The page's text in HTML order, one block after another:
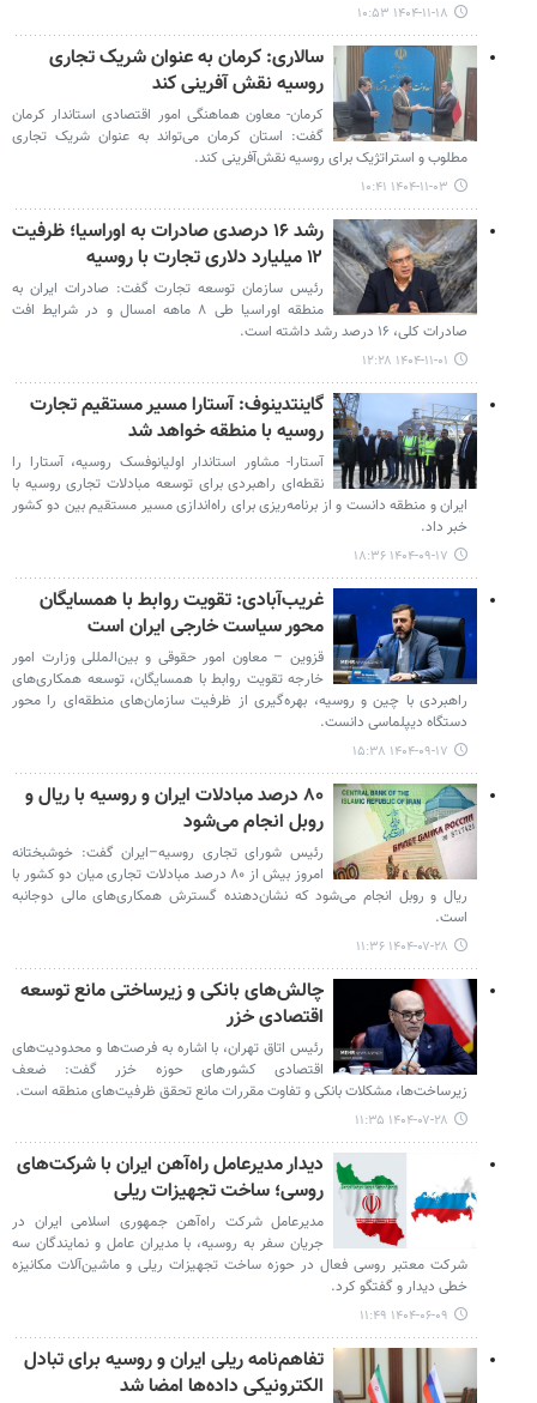
۱۴۰۴-۱۱-۱۸ ۱۰:۵۳
سالاری: کرمان به عنوان شریک تجاری
روسیه نقش آفرینی کند
کرمان- معاون هماهنگی امور اقتصادی استاندار کرمان
گفت: استان کرمان می‌تواند به‌ عنوان شریک تجاری
مطلوب و استراتژیک برای روسیه نقش‌آفرینی کند.
۱۴۰۴-۱۱-۰۳ ۱۰:۴۱
رشد ۱۶ درصدی صادرات به اوراسیا؛ ظرفیت
۱۲ میلیارد دلاری تجارت با روسیه
رئیس سازمان توسعه تجارت گفت: صادرات ایران به
منطقه اوراسیا طی ۸ ماهه امسال و در شرایط افت
صادرات کلی، ۱۶ درصد رشد داشته است.
۱۴۰۴-۱۱-۰۱ ۱۲:۲۸
گاینتدینوف: آستارا مسیر مستقیم تجارت
روسیه با منطقه خواهد شد
آستارا- مشاور استاندار اولیانوفسک روسیه، آستارا را
نقطه‌ای راهبردی برای توسعه مبادلات تجاری روسیه با
ایران و منطقه دانست و از برنامه‌ریزی برای راه‌اندازی مسیر مستقیم بین دو کشور
خبر داد.
۱۴۰۴-۰۹-۱۷ ۱۸:۳۶
غریب‌آبادی: تقویت روابط با همسایگان
محور سیاست خارجی ایران است
قزوین – معاون امور حقوقی و بین‌المللی وزارت امور
خارجه تقویت روابط با همسایگان، توسعه همکاری‌های
راهبردی با چین و روسیه، بهره‌گیری از ظرفیت سازمان‌های منطقه‌ای را محور
دستگاه دیپلماسی دانست.
۱۴۰۴-۰۹-۱۷ ۱۵:۳۸
۸۰ درصد مبادلات ایران و روسیه با ریال و
روبل انجام می‌شود
رئیس شورای تجاری روسیه–ایران گفت: خوشبختانه
امروز بیش از ۸۰ درصد مبادلات تجاری میان دو کشور با
ریال و روبل انجام می‌شود که نشان‌دهنده گسترش همکاری‌های مالی دوجانبه
است.
۱۴۰۴-۰۷-۲۸ ۱۱:۳۶
چالش‌های بانکی و زیرساختی مانع توسعه
اقتصادی خزر
رئیس اتاق تهران، با اشاره به فرصت‌ها و محدودیت‌های
اقتصادی کشورهای حوزه خزر گفت: ضعف
زیرساخت‌ها، مشکلات بانکی و تفاوت مقررات مانع تحقق ظرفیت‌های منطقه است.
۱۴۰۴-۰۷-۲۸ ۱۱:۳۵
دیدار مدیرعامل راه‌آهن ایران با شرکت‌های
روسی؛ ساخت تجهیزات ریلی
مدیرعامل شرکت راه‌آهن جمهوری اسلامی ایران در
جریان سفر به روسیه، با مدیران عامل و نمایندگان سه
شرکت معتبر روسی فعال در حوزه ساخت تجهیزات ریلی و ماشین‌آلات مکانیزه
خطی دیدار و گفتگو کرد.
۱۴۰۴-۰۶-۰۹ ۱۱:۴۹
تفاهم‌نامه ریلی ایران و روسیه برای تبادل
الکترونیکی داده‌ها امضا شد